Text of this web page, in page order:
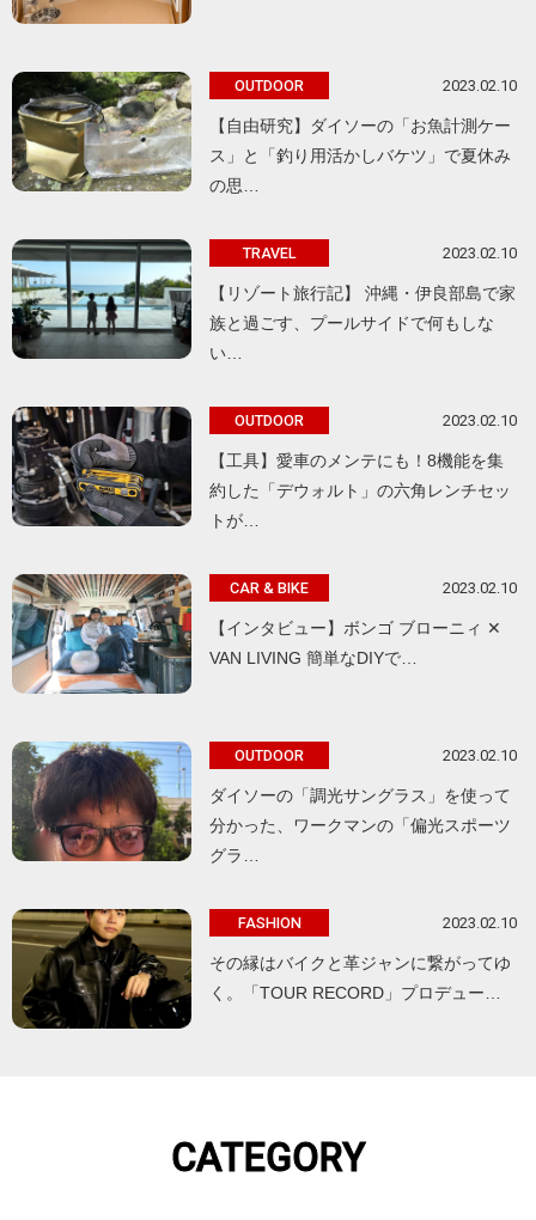
OUTDOOR 2023.02.10
【自由研究】ダイソーの「お魚計測ケー
ス」と「釣り用活かしバケツ」で夏休み
の思…
TRAVEL 2023.02.10
【リゾート旅行記】 沖縄・伊良部島で家
族と過ごす、プールサイドで何もしな
い…
OUTDOOR 2023.02.10
【工具】愛車のメンテにも！8機能を集
約した「デウォルト」の六角レンチセッ
トが…
CAR & BIKE 2023.02.10
【インタビュー】ボンゴ ブローニィ ✕
VAN LIVING 簡単なDIYで…
OUTDOOR 2023.02.10
ダイソーの「調光サングラス」を使って
分かった、ワークマンの「偏光スポーツ
グラ…
FASHION 2023.02.10
その縁はバイクと革ジャンに繋がってゆ
く。「TOUR RECORD」プロデュー…
CATEGORY